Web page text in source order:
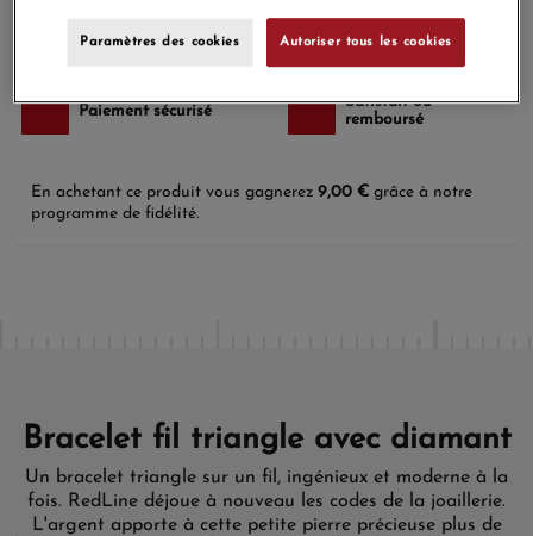
Livraison gratuite
Payez en 4x ou 10x
Paiement sécurisé
Satisfait ou
remboursé
En achetant ce produit vous gagnerez 9,00 € grâce à notre
programme de fidélité.
Bracelet fil triangle avec diamant
Un bracelet triangle sur un fil, ingénieux et moderne à la
fois. RedLine déjoue à nouveau les codes de la joaillerie.
L'argent apporte à cette petite pierre précieuse plus de
Paramètres des cookies Autoriser tous les cookies